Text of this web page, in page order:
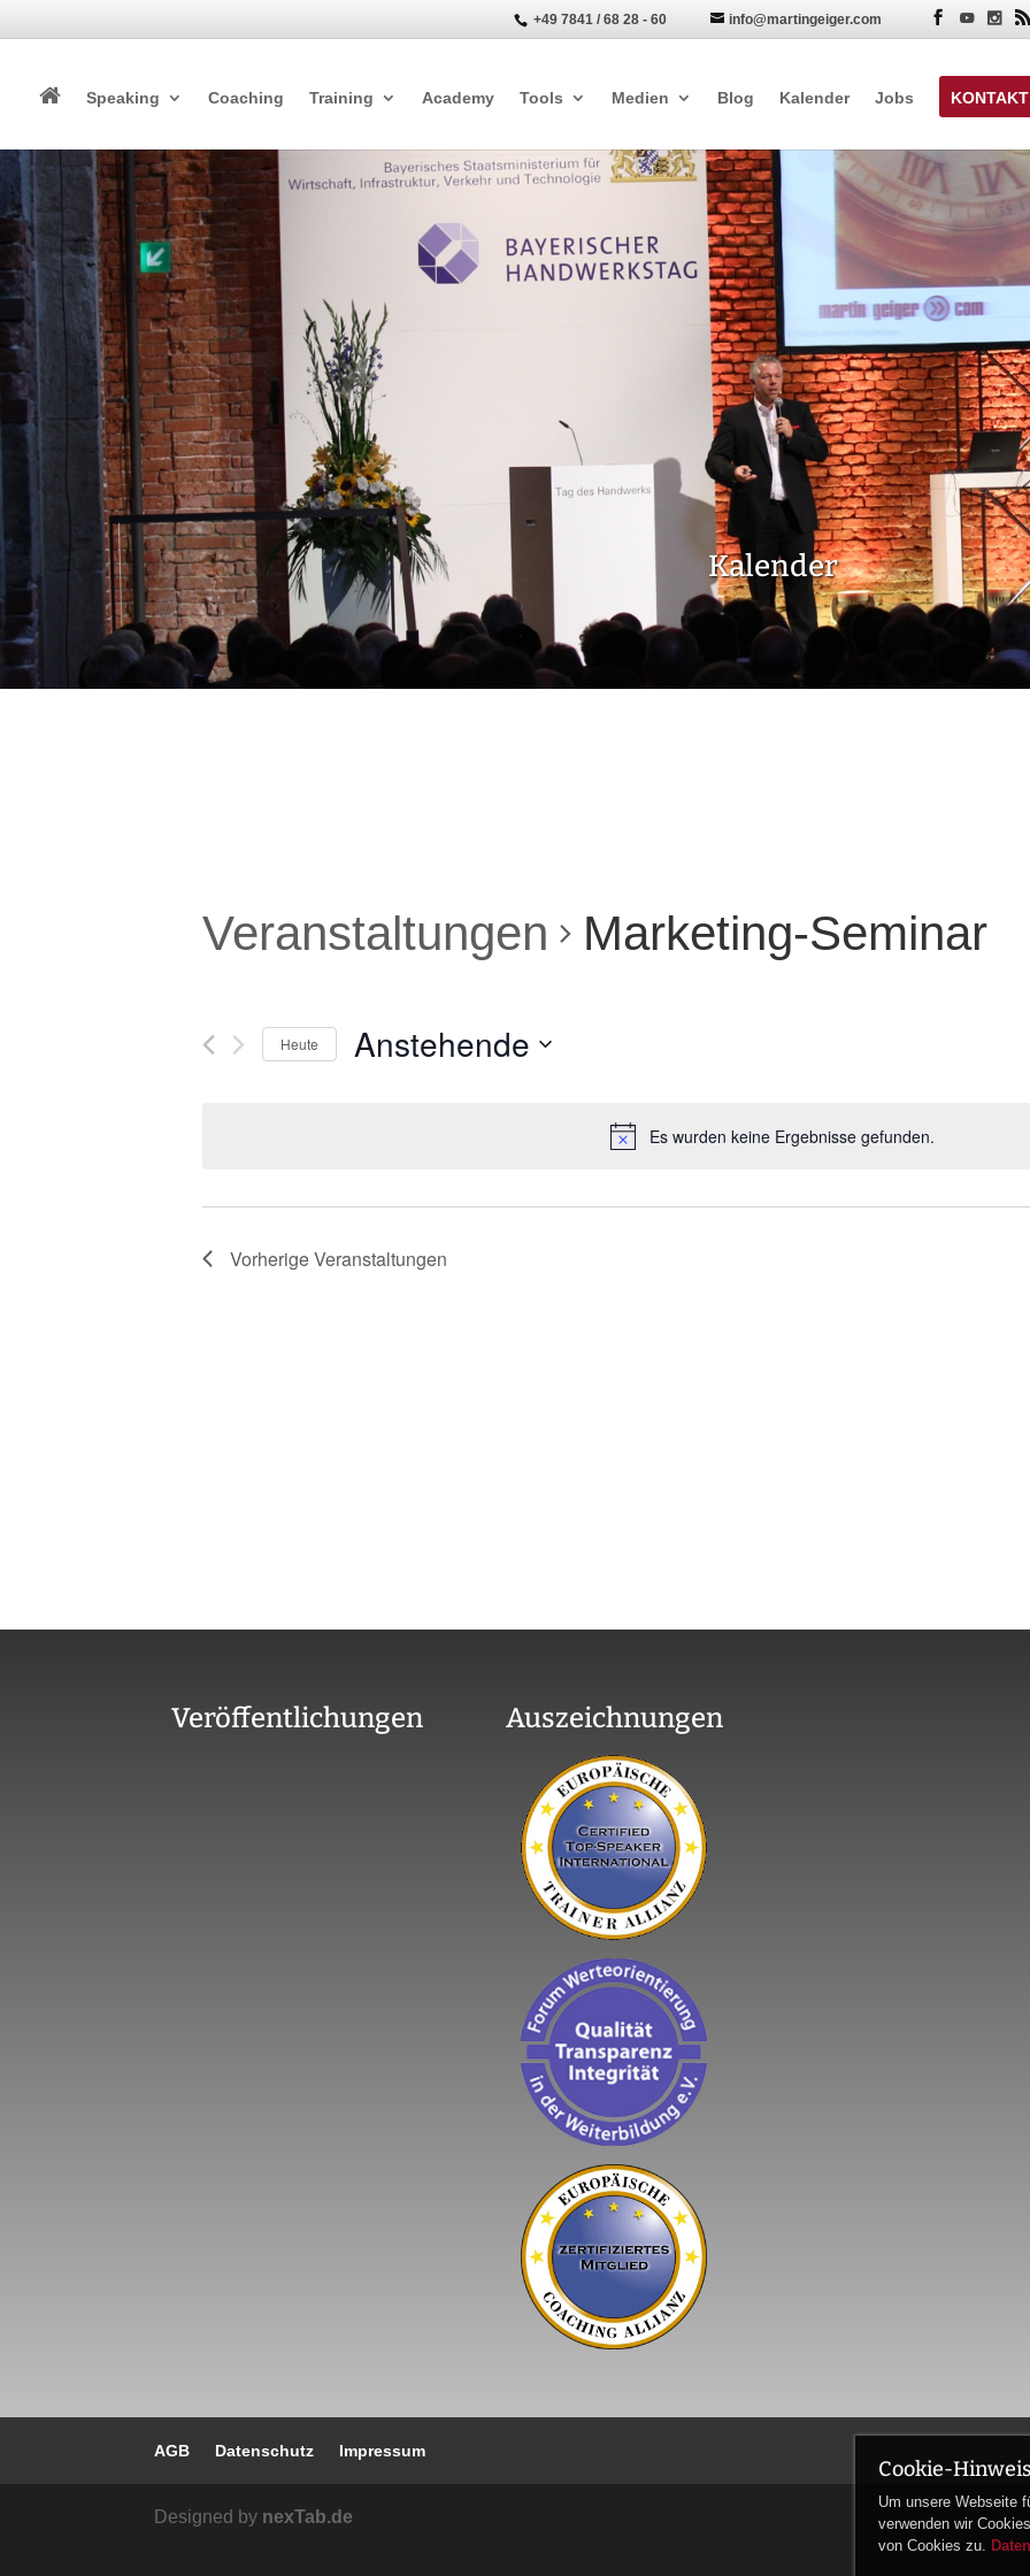
+49 7841 / 68 28 - 60 info@martingeiger.com  
Speaking Coaching Training Academy Tools Medien Blog Kalender Jobs KONTAKT
Kalender
Es wurden keine Ergebnisse gefunden.
Veranstaltungen Marketing-Seminar
Heute Anstehende
VorherigeVeranstaltungen
Veröffentlichungen Auszeichnungen
AGB Datenschutz Impressum
Designed by nexTab.de
Cookie-Hinweis
Um unsere Webseite
verwenden wir
von Cookies zu.